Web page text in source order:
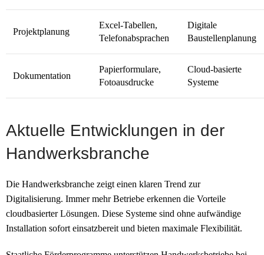
Projektplanung
Excel-Tabellen,
Telefonabsprachen
Digitale
Baustellenplanung
Dokumentation
Papierformulare,
Fotoausdrucke
Cloud-basierte
Systeme
Aktuelle Entwicklungen in der
Handwerksbranche
Die Handwerksbranche zeigt einen klaren Trend zur
Digitalisierung. Immer mehr Betriebe erkennen die Vorteile
cloudbasierter Lösungen. Diese Systeme sind ohne aufwändige
Installation sofort einsatzbereit und bieten maximale Flexibilität.